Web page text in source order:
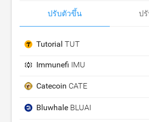
ปรับตัวขึ้น ป
Tutorial TUT
Immunefi IMU
Catecoin CATE
Bluwhale BLUAI